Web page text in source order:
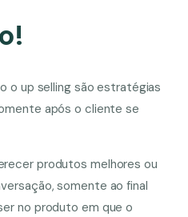
o up selling são estratégias
após o cliente se
produtos melhores ou
somente ao final
no produto em que o